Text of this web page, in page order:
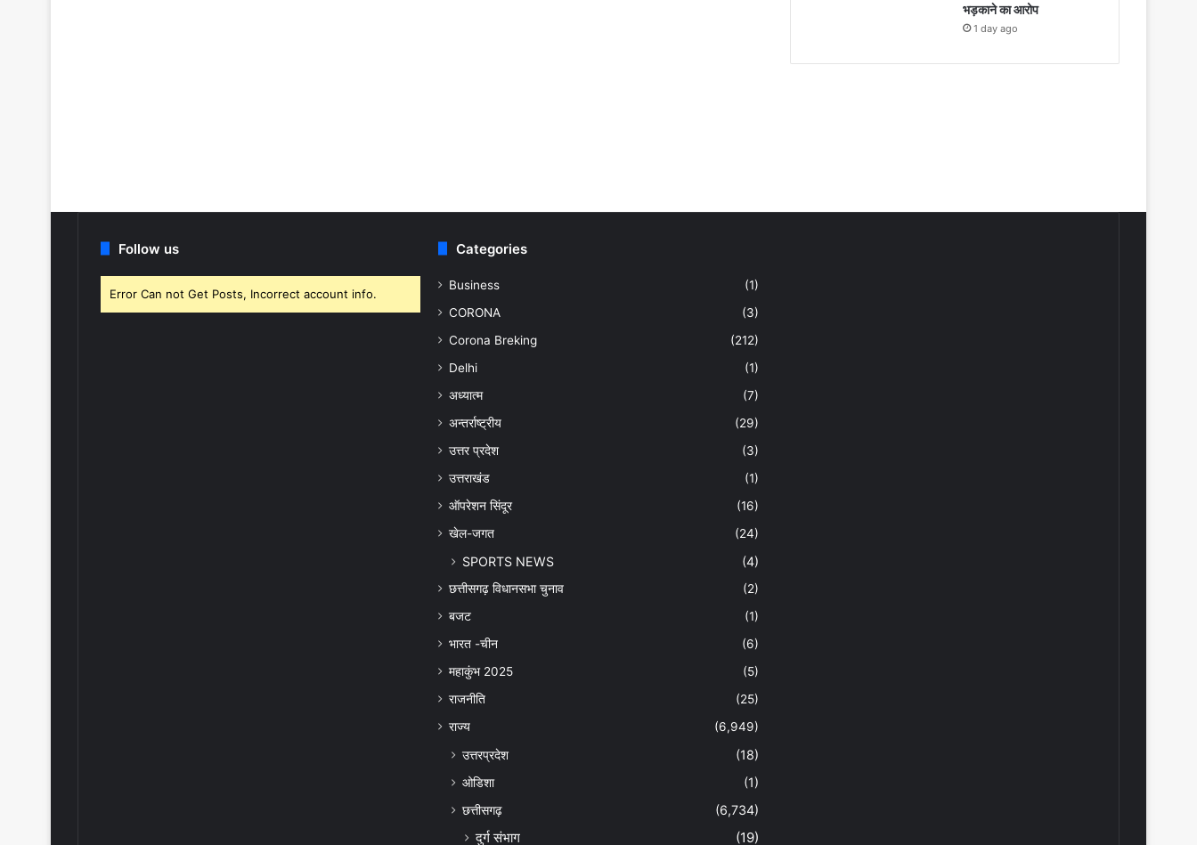
भड़काने का आरोप
1 day ago
Follow us
Error Can not Get Posts, Incorrect account info.
Categories
Business
(1)
CORONA
(3)
Corona Breking
(212)
Delhi
(1)
अध्यात्म
(7)
अन्तर्राष्ट्रीय
(29)
उत्तर प्रदेश
(3)
उत्तराखंड
(1)
ऑपरेशन सिंदूर
(16)
खेल-जगत
(24)
SPORTS NEWS (4)
छत्तीसगढ़ विधानसभा चुनाव
(2)
बजट
(1)
भारत -चीन
(6)
महाकुंभ 2025
(5)
राजनीति
(25)
राज्य
(6,949)
उत्तरप्रदेश
(18)
ओडिशा
(1)
छत्तीसगढ़
(6,734)
दुर्ग संभाग (19)